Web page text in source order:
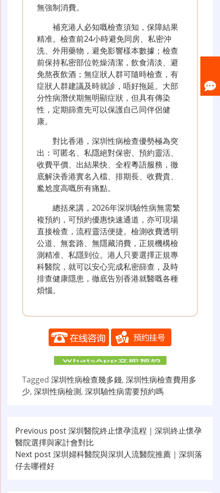
無強制消費。
補充港人必知嘅檢查須知，保障結果
精准。檢查前24小時避免同房、私密沖
洗、外用藥物，避免影響樣本數據；檢查
前保持私密部位乾燥清潔，飲食清淡、避
免熬夜飲酒；無症狀人群可隨時檢查，有
症狀人群建議及時就診，唔好拖延。大部
分性病潛伏期無明顯症狀，但具有傳染
性，定期篩查先可以保護自己同伴侶健
康。
對比香港，深圳性病檢查優勢極為突
出：可匿名、私隱絕對保密、預約靈活、
收費平價、出結果快、全程粵語服務，徹
底解決香港實名入檔、排期長、收費貴、
尷尬度高嘅所有痛點。
總括來講，2026年深圳驗性病無需繁
複預約，可預約優惠快速通道，亦可現場
直接檢查，流程靈活便捷。檢測收費透明
公道、無套路、無隱藏消費，正規機構檢
測精准、私隱到位。港人只要選擇正規專
科醫院，就可以安心完成私密篩查，及時
排查健康隱患，徹底告別香港就醫嘅各種
煩惱。
Tagged 深圳性病檢查幾多錢, 深圳性病檢查費用多
少, 深圳性病檢測, 深圳驗性病需要預約嗎
文
章
导
Previous post深圳醫院終止懷孕流程｜深圳終止懷孕
醫院選擇與家計會對比
Next post深圳婦科醫院與深圳人流醫院推薦｜深圳落
仔去哪裡好